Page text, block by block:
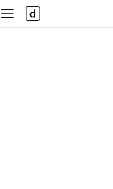
사
이
다
나
와